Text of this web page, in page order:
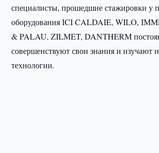
специалисты, прошедшие стажировки у
оборудования ICI CALDAIE, WILO,
& PALAU, ZILMET, DANTHERM
совершенствуют свои знания и изучают
технологии.